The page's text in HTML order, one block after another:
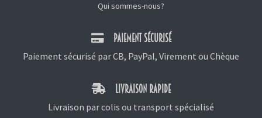
Qui sommes-nous?
PAIEMENT SÉCURISÉ
Paiement sécurisé par CB, PayPal, Virement ou Chèque
LIVRAISON RAPIDE
Livraison par colis ou transport spécialisé